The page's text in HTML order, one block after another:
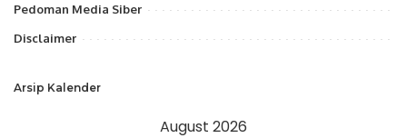
Pedoman Media Siber
Disclaimer
Arsip Kalender
August 2026